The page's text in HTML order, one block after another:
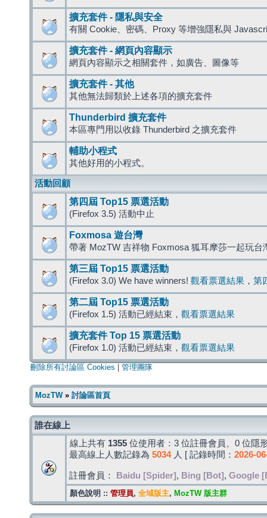
擴充套件 - 隱私與安全
有關 Cookie、密碼、Proxy 等增強隱私與
擴充套件 - 網頁內容顯示
網頁內容顯示之相關套件，如廣告、圖像等
擴充套件 - 其他
其他無法歸類於上述各項的擴充套件
Thunderbird 擴充套件
本區專門用以收錄 Thunderbird 之擴充套件
輔助小程式
其他好用的小程式。
活動回顧
第四屆 Top15 票選活動
(Firefox 3.5) 活動中止
Foxmosa 遊台灣
帶著 MozTW 吉祥物 Foxmosa 狐耳摩莎一起玩台
第三屆 Top15 票選活動
(Firefox 3.0) We have winners! 觀看票選結果 ， 第
第二屆 Top15 票選活動
(Firefox 1.5) 活動已經結束， 觀看票選結果
擴充套件 Top 15 票選活動
(Firefox 1.0) 活動已經結束， 觀看票選結果
刪除所有討論區 Cookies 管理團隊
MozTW» 討論區首頁
誰在線上
線上共有 1355 位使用者：3 位註冊會員、0 位隱
最高線上人數記錄為 5034人 [ 記錄時間： 2026-
註冊會員： Baidu [Spider] , Bing [Bot] , Google
顏色說明 :: 管理員, 全域版主, MozTW 版主群